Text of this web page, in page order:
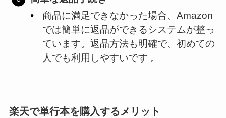
商品に満足できなかった場合、Amazon
では簡単に返品ができるシステムが整っ
ています。返品方法も明確で、初めての
人でも利用しやすいです​ ​。
楽天で単行本を購入するメリット